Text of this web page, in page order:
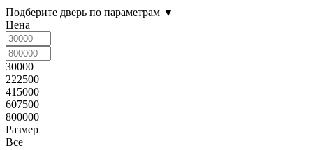
Подберите дверь по параметрам ▼
Цена
30000
222500
415000
607500
800000
Размер
Все